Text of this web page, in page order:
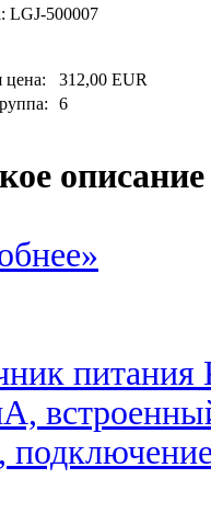
LGJ-500007
цена:
312,00 EUR
6
описание